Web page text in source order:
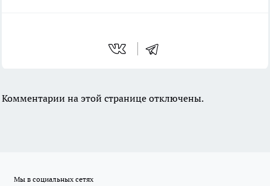
Комментарии на этой странице отключены.
Мы в социальных сетях